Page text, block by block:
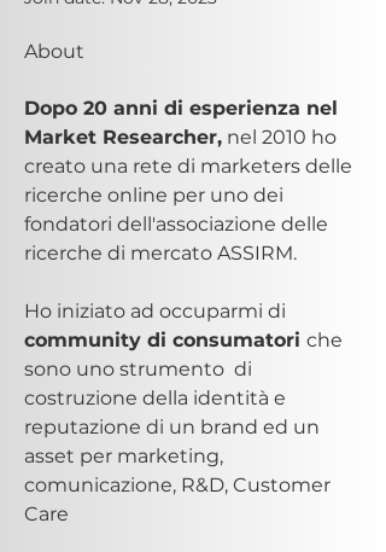
About
Dopo 20 anni di esperienza nel
Market Researcher, nel 2010 ho
creato una rete di marketers delle
ricerche online per uno dei
fondatori dell'associazione delle
ricerche di mercato ASSIRM.
Ho iniziato ad occuparmi di
community di consumatori che
sono uno strumento  di
costruzione della identità e
reputazione di un brand ed un
asset per marketing,
comunicazione, R&D, Customer
Care